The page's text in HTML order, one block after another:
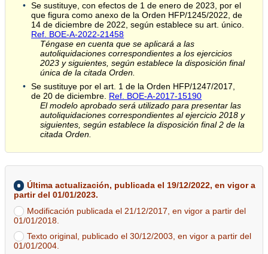
Se sustituye, con efectos de 1 de enero de 2023, por el
que figura como anexo de la Orden HFP/1245/2022, de
14 de diciembre de 2022, según establece su art. único.
Ref. BOE-A-2022-21458
Téngase en cuenta que se aplicará a las
autoliquidaciones correspondientes a los ejercicios
2023 y siguientes, según establece la disposición final
única de la citada Orden.
Se sustituye por el art. 1 de la Orden HFP/1247/2017,
de 20 de diciembre. Ref. BOE-A-2017-15190
El modelo aprobado será utilizado para presentar las
autoliquidaciones correspondientes al ejercicio 2018 y
siguientes, según establece la disposición final 2 de la
citada Orden.
Última actualización, publicada el 19/12/2022, en vigor a
partir del 01/01/2023.
Modificación publicada el 21/12/2017, en vigor a partir del
01/01/2018.
Texto original, publicado el 30/12/2003, en vigor a partir del
01/01/2004.